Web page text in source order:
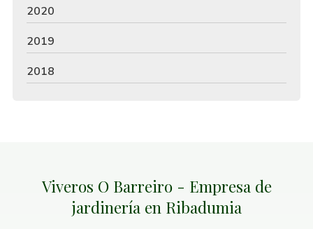
2020
2019
2018
Viveros O Barreiro - Empresa de
jardinería en Ribadumia